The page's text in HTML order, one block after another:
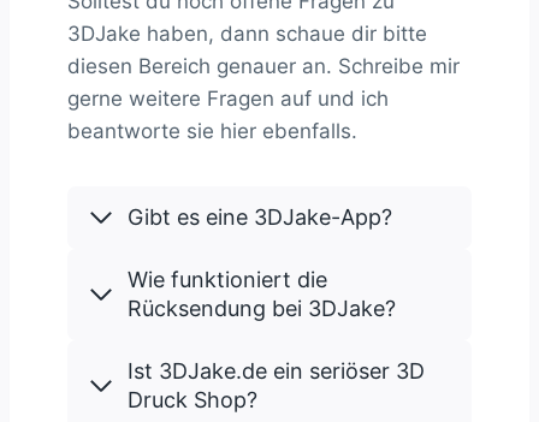
3DJake haben, dann schaue dir bitte
diesen Bereich genauer an. Schreibe mir
gerne weitere Fragen auf und ich
beantworte sie hier ebenfalls.
Gibt es eine 3DJake-App?
Wie funktioniert die
Rücksendung bei 3DJake?
Ist 3DJake.de ein seriöser 3D
Druck Shop?